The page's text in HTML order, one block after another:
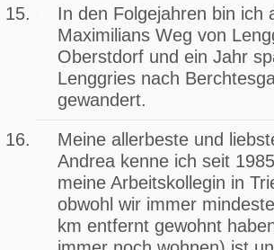
In den Folgejahren bin ich
Maximilians Weg von
Oberstdorf und ein Jahr
Lenggries nach
gewandert.
Meine allerbeste und
Andrea kenne ich seit
meine Arbeitskollegin in
obwohl wir immer
km entfernt gewohnt